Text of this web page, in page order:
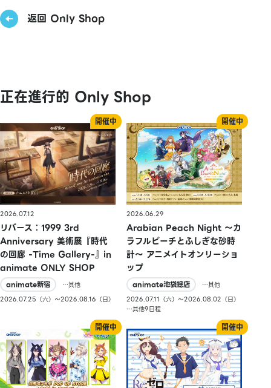
返回 Only Shop
正在進行的 Only Shop
2026.07.12
リバース：1999 3rd
Anniversary 美術展『時代
の回廊 -Time Gallery-』in
animate ONLY SHOP
animate新宿
…其他
2026.07.25（六）〜2026.08.16（日）
2026.06.29
Arabian Peach Night 〜カ
ラフルピーチとふしぎな砂時
計〜 アニメイトオンリーショ
ップ
animate池袋總店
…其他
2026.07.11（六）〜2026.08.02（日）
…其他9日程